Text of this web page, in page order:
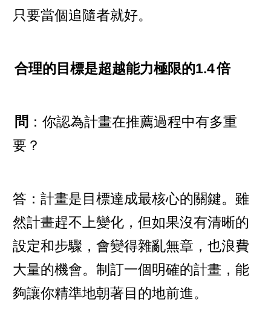
只要當個追隨者就好。
合理的目標是超越能力極限的1.4倍
問 ：你認為計畫在推薦過程中有多重
要？
答：計畫是目標達成最核心的關鍵。雖
然計畫趕不上變化，但如果沒有清晰的
設定和步驟，會變得雜亂無章，也浪費
大量的機會。制訂一個明確的計畫，能
夠讓你精準地朝著目的地前進。